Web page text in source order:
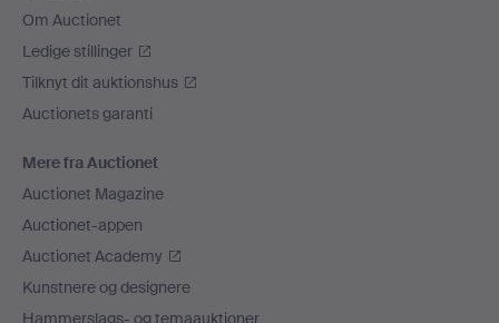
Om Auctionet
Ledige stillinger
Tilknyt dit auktionshus
Auctionets garanti
Mere fra Auctionet
Auctionet Magazine
Auctionet-appen
Auctionet Academy
Kunstnere og designere
Hammerslags- og temaauktioner